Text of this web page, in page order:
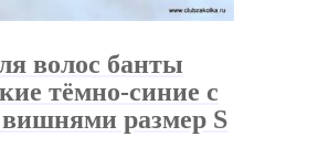
волос банты
тёмно-синие с
размер S